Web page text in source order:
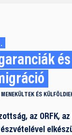
MENEKÜLTEK ÉS
az ORFK, az